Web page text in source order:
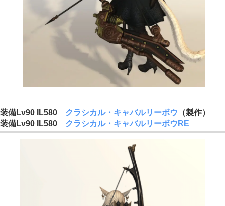
装備Lv90 IL580 クラシカル・キャバルリーボウ （製作）
装備Lv90 IL580 クラシカル・キャバルリーボウRE